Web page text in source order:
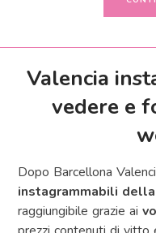
Valencia
vedere e
Dopo Barcellona
instagrammabili
raggiungibile grazie ai